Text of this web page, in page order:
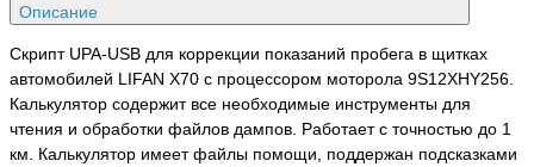
Описание
Скрипт UPA-USB для коррекции показаний пробега в щитках
автомобилей LIFAN X70 с процессором моторола 9S12XHY256.
Калькулятор содержит все необходимые инструменты для
чтения и обработки файлов дампов. Работает с точностью до 1
км. Калькулятор имеет файлы помощи, поддержан подсказками